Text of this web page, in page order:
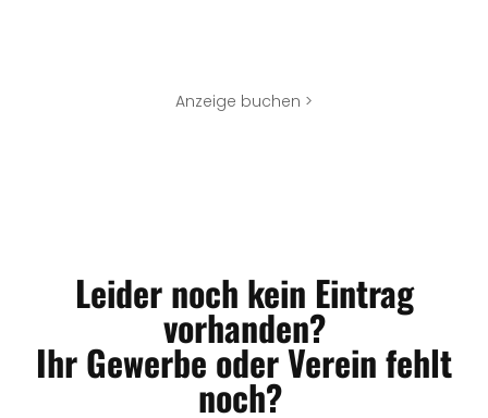
Anzeige buchen >
Leider noch kein Eintrag
vorhanden?
Ihr Gewerbe oder Verein fehlt
noch?